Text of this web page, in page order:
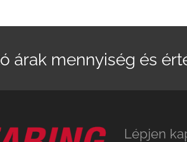
árak mennyiség és
Lépjen